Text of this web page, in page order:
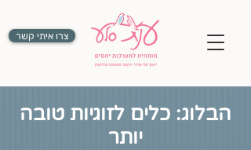
צרו איתי קשר
הבלוג: כלים לזוגיות טובה
יותר